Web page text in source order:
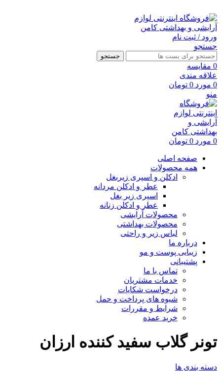
ورود / ثبت نام
جستجو
جستجو
0 مقايسه
علاقه مندی
0 مورد 0 تومان
منو
0 مورد 0 تومان
صفحه اصلی
همه محصولات
ادکلن و اسپری زیربغل
عطر و ادکلن مردانه
اسپری زیر بغل
عطر و ادکلن زنانه
محصولات آرایشی
محصولات بهداشتی
لباس زیر و راحتی
درباره ما
زیبایی پوست و مو
پشتیبانی
تماس با ما
خدمات مشتریان
درخواست شکایات
شیوه های پرداخت و حمل
شرایط و مقررات
خرید عمده
تونر گلاب سفید کننده ارزان
دسته بندی ها